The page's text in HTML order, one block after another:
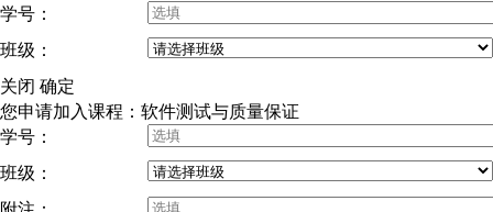
学号：
班级：
关闭 确定
您申请加入课程：软件测试与质量保证
学号：
班级：